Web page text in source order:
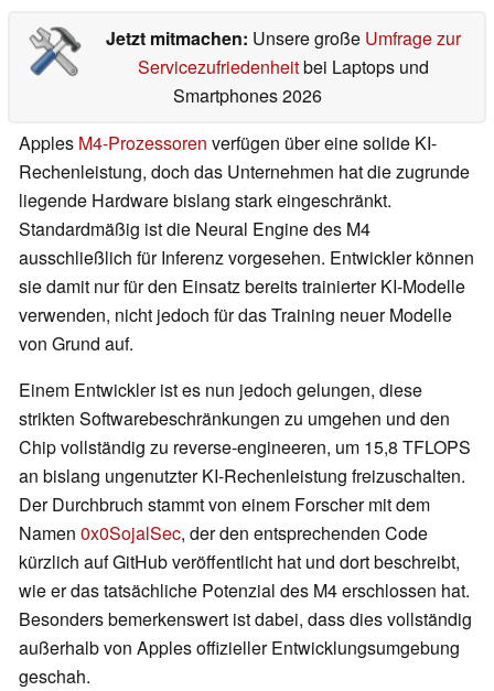
Jetzt mitmachen: Unsere große Umfrage zur
Servicezufriedenheitbei Laptops und
Smartphones 2026
Apples M4-Prozessoren verfügen über eine solide KI-
Rechenleistung, doch das Unternehmen hat die zugrunde
liegende Hardware bislang stark eingeschränkt.
Standardmäßig ist die Neural Engine des M4
ausschließlich für Inferenz vorgesehen. Entwickler können
sie damit nur für den Einsatz bereits trainierter KI-Modelle
verwenden, nicht jedoch für das Training neuer Modelle
von Grund auf.
Einem Entwickler ist es nun jedoch gelungen, diese
strikten Softwarebeschränkungen zu umgehen und den
Chip vollständig zu reverse-engineeren, um 15,8 TFLOPS
an bislang ungenutzter KI-Rechenleistung freizuschalten.
Der Durchbruch stammt von einem Forscher mit dem
Namen 0x0SojalSec, der den entsprechenden Code
kürzlich auf GitHub veröffentlicht hat und dort beschreibt,
wie er das tatsächliche Potenzial des M4 erschlossen hat.
Besonders bemerkenswert ist dabei, dass dies vollständig
außerhalb von Apples offizieller Entwicklungsumgebung
geschah.